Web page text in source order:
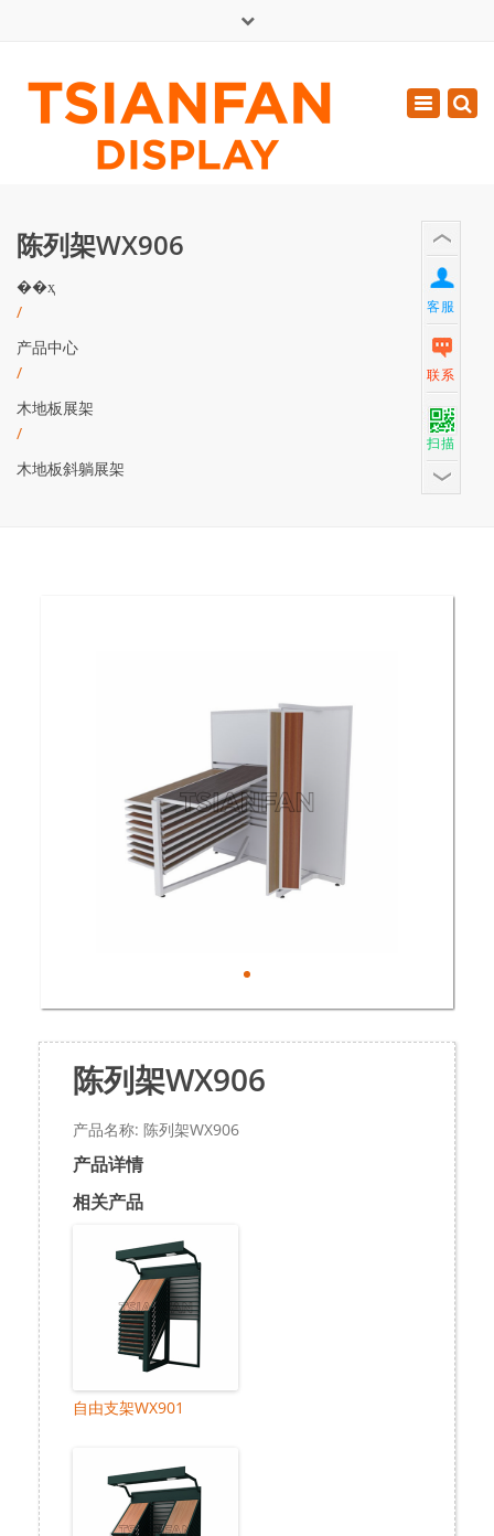
周一 - 周六: 7:00 - 17:00
0086-13365904989
Toggle
陈列架WX906
��ҳ
/
产品中心
/
木地板展架
/
木地板斜躺展架
陈列架WX906
产品名称: 陈列架WX906
产品详情
相关产品
自由支架WX901
客服
联系
扫描